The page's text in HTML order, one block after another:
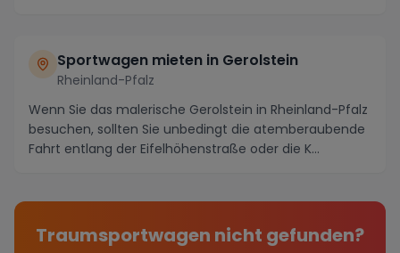
Sportwagen mieten in Gerolstein
Rheinland-Pfalz
Wenn Sie das malerische Gerolstein in Rheinland-Pfalz
besuchen, sollten Sie unbedingt die atemberaubende
Fahrt entlang der Eifelhöhenstraße oder die K...
Traumsportwagen nicht gefunden?